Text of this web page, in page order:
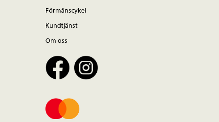
Förmånscykel
Kundtjänst
Om oss